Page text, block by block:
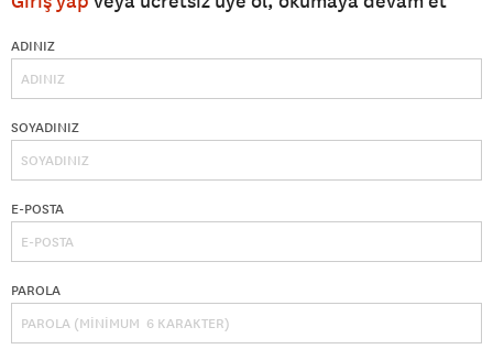
ADINIZ
SOYADINIZ
E-POSTA
PAROLA